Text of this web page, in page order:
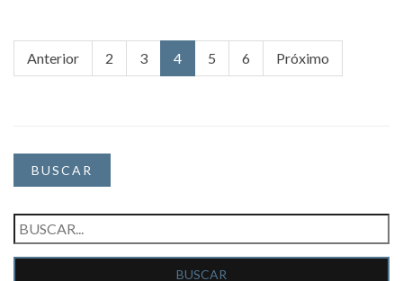
Anterior 2 3 4 5 6 Próximo
BUSCAR